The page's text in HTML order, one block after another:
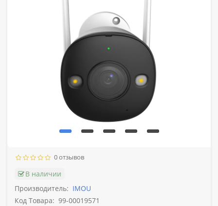
0 отзывов
В наличии
Производитель: IMOU
Код Товара: 99-00019571